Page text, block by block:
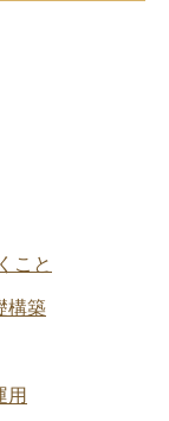
こと
構築
用